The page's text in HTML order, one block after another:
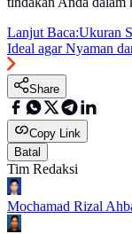
Lanjut Baca:Ukuran
Ideal agar Nyaman
Share
Copy Link
Batal
Tim Redaksi
Mochamad Rizal